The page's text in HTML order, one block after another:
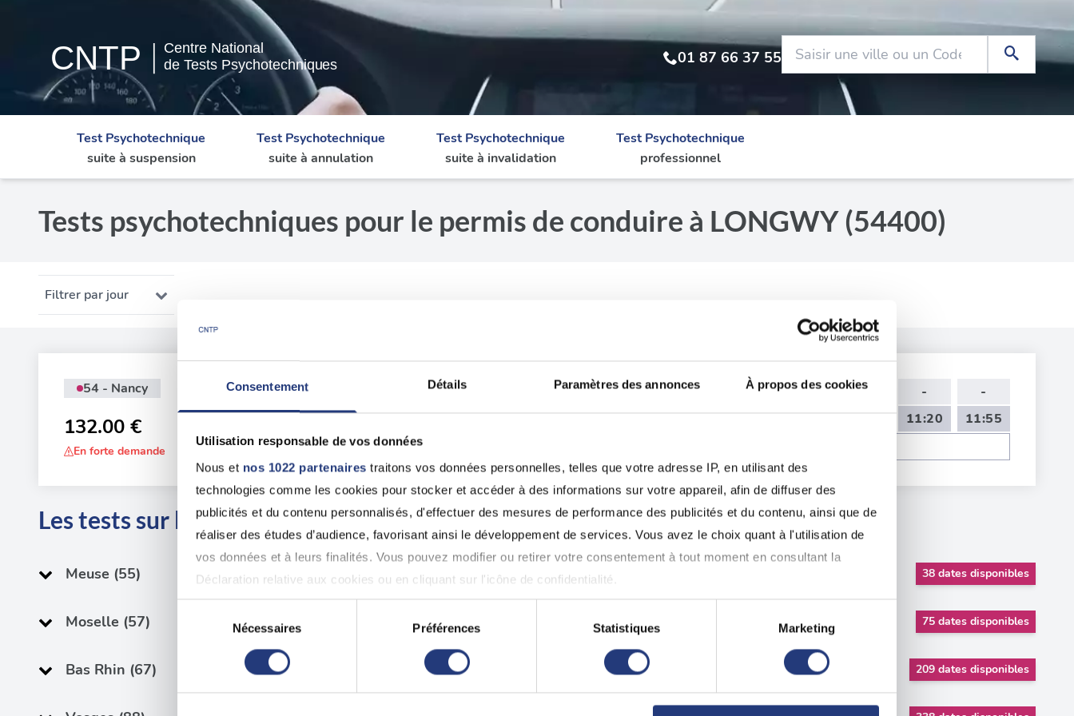
Consentement Détails Paramètres des annonces À propos des cookies
Utilisation responsable de vos données
Nous et nos 1022 partenaires traitons vos données personnelles, telles que votre adresse IP, en utilisant des
technologies comme les cookies pour stocker et accéder à des informations sur votre appareil, afin de diffuser des
publicités et du contenu personnalisés, d'effectuer des mesures de performance des publicités et du contenu, ainsi que de
réaliser des études d’audience, favorisant ainsi le développement de services. Vous avez le choix quant à l'utilisation de
vos données et à leurs finalités. Vous pouvez modifier ou retirer votre consentement à tout moment en consultant la
Déclaration relative aux cookies ou en cliquant sur l'icône de confidentialité.
Si vous le permettez, nous aimerions également :
Collecter des informations sur votre localisation géographique qui peuvent être précises à plusieurs mètres près
Identifier votre appareil en l'analysant activement pour en relever les caractéristiques spécifiques (empreintes
digitales).
consentement
Nécessaires Préférences Statistiques Marketing
01 87 66 37 55
Test Psychotechnique
suite à suspension
Test Psychotechnique
suite à annulation
Test Psychotechnique
suite à invalidation
Test Psychotechnique
professionnel
Tests psychotechniques pour le permis de conduire à LONGWY (54400)
Filtrer par jour
54 - Nancy
132.00 €
En forte demande
20 Boulevard du 26ème R. I., 54000 Nancy
mardi 15:20 15:55 - - -
mercredi 09:35 10:10 10:45 11:20
11:55
Les tests sur les départements voisins
Meuse (55) 38 dates disponibles
Moselle (57) 75 dates disponibles
Bas Rhin (67) 209 dates disponibles